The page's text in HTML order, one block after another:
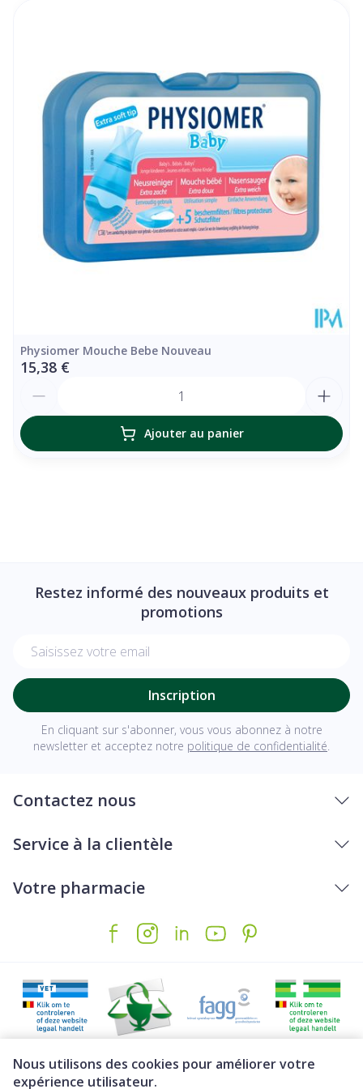
Nous utilisons des cookies pour améliorer votre
expérience utilisateur.
Profondeur 162 mm
Quantité Du
135
Restrictions
Alimentaires
Sans conservateurs
Préservation
Température ambiante (15°C -
25°C)
Physiomer Mouche Bebe Nouveau
15,38 €
Ajouter au panier
Restez informé des nouveaux produits et
promotions
Inscription
En cliquant sur s'abonner, vous vous abonnez à notre
newsletter et acceptez notre politique de confidentialité
Contactez nous
Service à la clientèle
Votre pharmacie
Liens légaux